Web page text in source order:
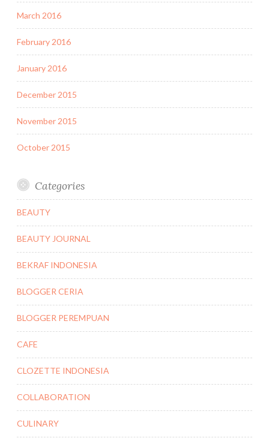
March 2016
February 2016
January 2016
December 2015
November 2015
October 2015
Categories
BEAUTY
BEAUTY JOURNAL
BEKRAF INDONESIA
BLOGGER CERIA
BLOGGER PEREMPUAN
CAFE
CLOZETTE INDONESIA
COLLABORATION
CULINARY